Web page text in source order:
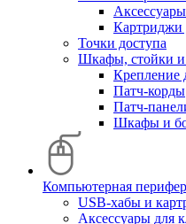
Точки доступа
Шкафы, стойки
Крепление
Патч-корды
Патч-
Шкафы и
Компьютерная
USB-хабы и
Аксессуары для